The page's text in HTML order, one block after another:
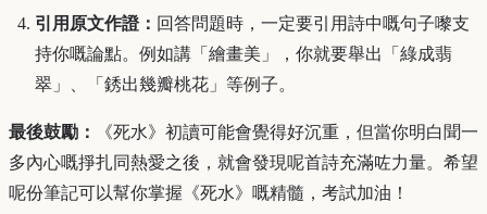
引用原文作證： 回答問題時，一定要引用詩中嘅句子嚟支
持你嘅論點。例如講「繪畫美」，你就要舉出「綠成翡
翠」、「銹出幾瓣桃花」等例子。
最後鼓勵：
《死水》初讀可能會覺得好沉重，但當你明白聞一
多內心嘅掙扎同熱愛之後，就會發現呢首詩充滿咗力量。希望
呢份筆記可以幫你掌握《死水》嘅精髓，考試加油！